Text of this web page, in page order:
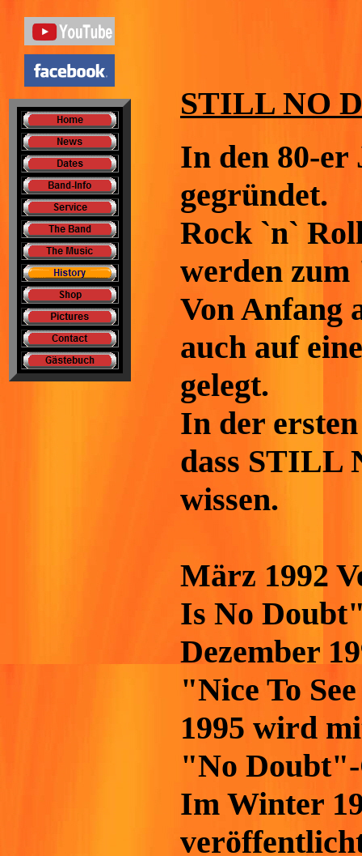
STILL NO
In den 80-
gegründet.
Rock `n`
werden
Von Anfang
auch auf
gelegt.
In der
dass STILL
wissen.
März 1992
Is No
Dezember
"Nice To
1995 wird
"No
Im Winter